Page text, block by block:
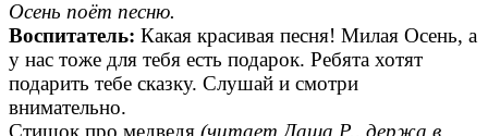
Осень поёт песню.
Воспитатель: Какая красивая песня! Милая Осень, а
у нас тоже для тебя есть подарок. Ребята хотят
подарить тебе сказку. Слушай и смотри
внимательно.
Стишок про медведя (читает Даша Р., держа в